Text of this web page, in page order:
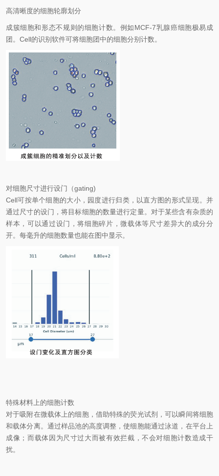
高清晰度的细胞轮廓划分
成簇细胞和形态不规则的细胞计数。例如MCF-7乳腺癌细胞极易成
团。 Cell的识别软件可将细胞团中的细胞分别计数。
对细胞尺寸进行设门（gating)
Cell可按单个细胞的大小，园度进行归类，以直方图的形式呈现。并
通过尺寸的设门，将目标细胞的数量进行定量。对于某些含有杂质的
样本，可以通过设门，将细胞碎片，微载体等尺寸差异大的成分分
开。每毫升的细胞数量也能在图中显示。
特殊材料上的细胞计数
对于吸附在微载体上的细胞，借助特殊的荧光试剂，可以瞬间将细胞
和载体分离。通过样品池的高度调整，使细胞能通过泳道，在平台上
成像；而载体因为尺寸过大而被有效拦截，不会对细胞计数造成干
扰。